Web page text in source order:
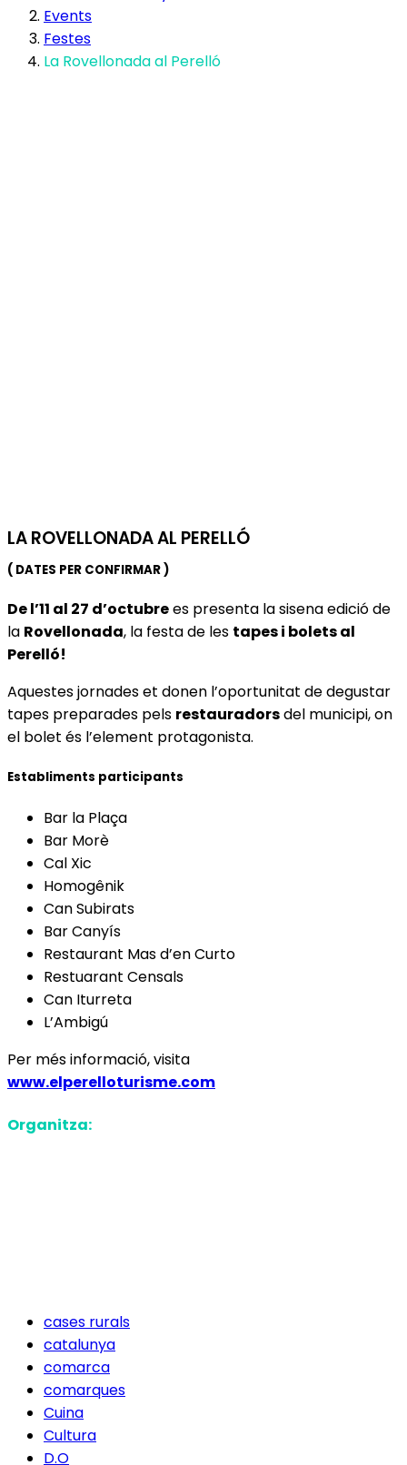
Events
Festes
La Rovellonada al Perelló
LA ROVELLONADA AL PERELLÓ
( DATES PER CONFIRMAR )
De l’11 al 27 d’octubrees presenta la sisena edició de
la Rovellonada, la festa de les tapes i bolets al
Perelló!
Aquestes jornades et donen l’oportunitat de degustar
tapes preparades pels restauradorsdel municipi, on
el bolet és l’element protagonista.
Establiments participants
Bar la Plaça
Bar Morè
Cal Xic
Homogênik
Can Subirats
Bar Canyís
Restaurant Mas d’en Curto
Restuarant Censals
Can Iturreta
L’Ambigú
Per més informació, visita
www.elperelloturisme.com
Organitza:
cases rurals
catalunya
comarca
comarques
Cuina
Cultura
D.O